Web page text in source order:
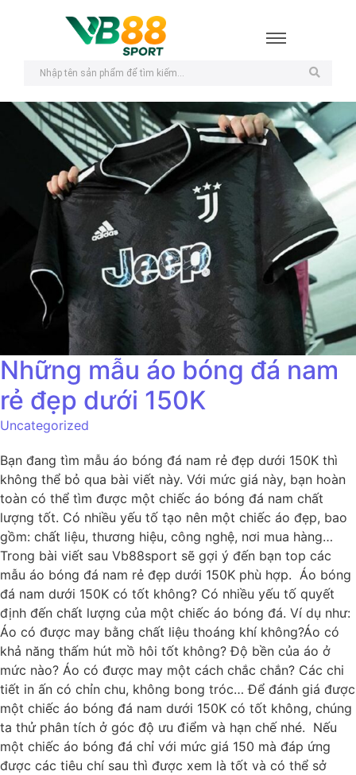
Những mẫu áo bóng đá nam
rẻ đẹp dưới 150K
Uncategorized
Bạn đang tìm mẫu áo bóng đá nam rẻ đẹp dưới 150K thì
không thể bỏ qua bài viết này. Với mức giá này, bạn hoàn
toàn có thể tìm được một chiếc áo bóng đá nam chất
lượng tốt. Có nhiều yếu tố tạo nên một chiếc áo đẹp, bao
gồm: chất liệu, thương hiệu, công nghệ, nơi mua hàng…
Trong bài viết sau Vb88sport sẽ gợi ý đến bạn top các
mẫu áo bóng đá nam rẻ đẹp dưới 150K phù hợp. Áo bóng
đá nam dưới 150K có tốt không? Có nhiều yếu tố quyết
định đến chất lượng của một chiếc áo bóng đá. Ví dụ như:
Áo có được may bằng chất liệu thoáng khí không?Áo có
khả năng thấm hút mồ hôi tốt không? Độ bền của áo ở
mức nào? Áo có được may một cách chắc chắn? Các chi
tiết in ấn có chỉn chu, không bong tróc… Để đánh giá được
một chiếc áo bóng đá nam dưới 150K có tốt không, chúng
ta thử phân tích ở góc độ ưu điểm và hạn chế nhé. Nếu
một chiếc áo bóng đá chỉ với mức giá 150 mà đáp ứng
được các tiêu chí sau thì được xem là tốt và có thể sở